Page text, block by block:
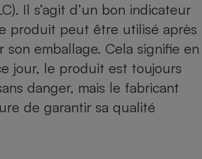
Il s’agit d’un bon indicateur
produit peut être utilisé après
son emballage. Cela signifie en
jour, le produit est toujours
danger, mais le fabricant
de garantir sa qualité